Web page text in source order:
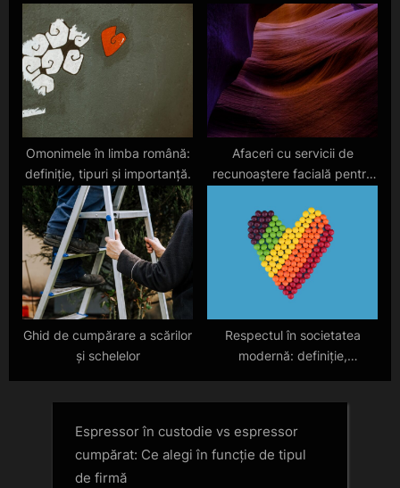
echipă mică
personalitate
Omonimele în limba română:
definiție, tipuri și importanță.
Afaceri cu servicii de
recunoaștere facială pentru
Ghid de cumpărare a scărilor
și schelelor
Respectul în societatea
modernă: definiție,
Espressor în custodie vs espressor
cumpărat: Ce alegi în funcție de tipul
de firmă